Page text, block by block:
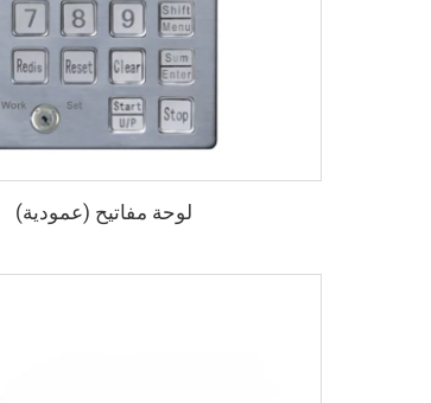
لوحة مفاتيح (عمودية)